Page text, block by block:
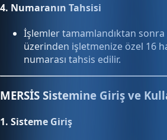
4. Numaranın Tahsisi
İşlemler tamamlandıktan sonra
üzerinden işletmenize özel 16
numarası tahsis edilir.
MERSİS Sistemine Giriş ve
1. Sisteme Giriş